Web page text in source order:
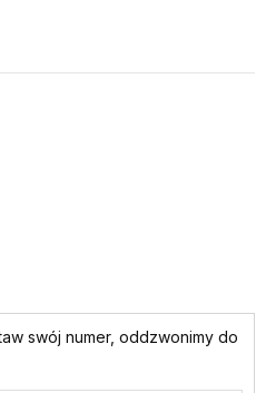
swój numer, oddzwonimy do